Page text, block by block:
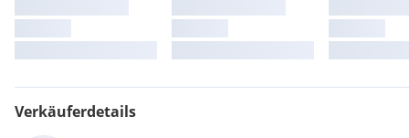
Verkäuferdetails